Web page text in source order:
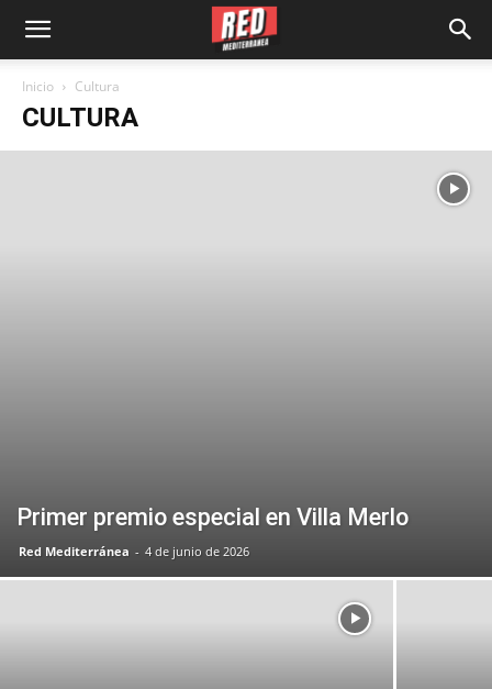
Inicio Cultura
CULTURA
Primer premio especial en Villa Merlo
Red Mediterránea - 4 de junio de 2026